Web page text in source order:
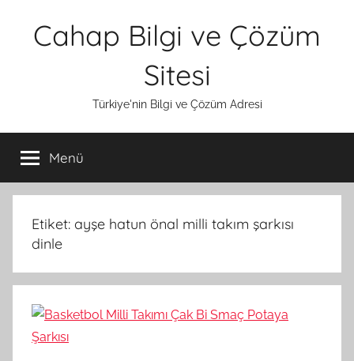
Cahap Bilgi ve Çözüm
Sitesi
Türkiye'nin Bilgi ve Çözüm Adresi
Menü
Etiket: ayşe hatun önal milli takım şarkısı
dinle